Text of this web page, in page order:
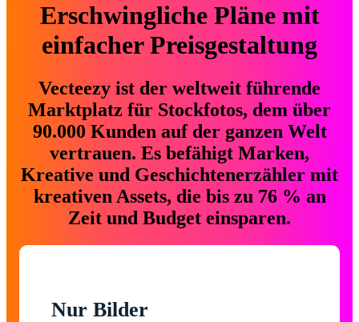
Erschwingliche Pläne mit
einfacher Preisgestaltung
Vecteezy ist der weltweit führende
Marktplatz für Stockfotos, dem über
90.000 Kunden auf der ganzen Welt
vertrauen. Es befähigt Marken,
Kreative und Geschichtenerzähler mit
kreativen Assets, die bis zu 76 % an
Zeit und Budget einsparen.
Nur Bilder